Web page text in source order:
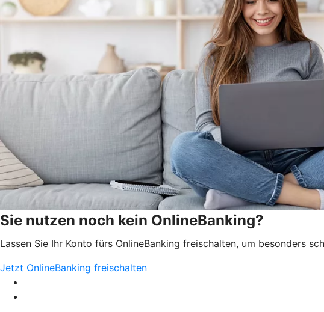
Sie nutzen noch kein OnlineBanking?
Lassen Sie Ihr Konto fürs OnlineBanking freischalten, um besonders
Jetzt OnlineBanking freischalten